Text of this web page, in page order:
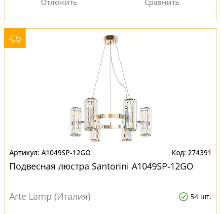
A1049SP-12GO 274391
Подвесная люстра Santorini A1049SP-12GO
Arte Lamp (Италия) 54 шт.